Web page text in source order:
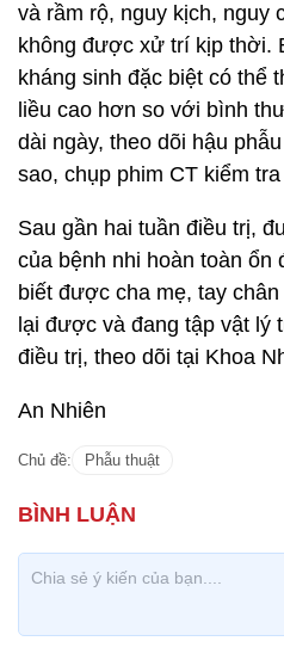
và rầm rộ, nguy kịch, nguy
không được xử trí kịp thời.
kháng sinh đặc biệt có thể
liều cao hơn so với bình
dài ngày, theo dõi hậu
sao, chụp phim CT kiểm
Sau gần hai tuần điều trị,
của bệnh nhi hoàn toàn ổn
biết được cha mẹ, tay
lại được và đang tập vật lý
điều trị, theo dõi tại Khoa
An Nhiên
Chủ đề: Phẫu thuật